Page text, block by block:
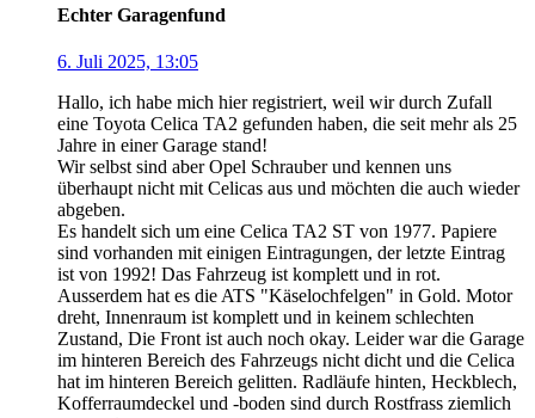
Echter Garagenfund
6. Juli 2025, 13:05
Hallo, ich habe mich hier registriert, weil wir durch Zufall
eine Toyota Celica TA2 gefunden haben, die seit mehr als 25
Jahre in einer Garage stand!
Wir selbst sind aber Opel Schrauber und kennen uns
überhaupt nicht mit Celicas aus und möchten die auch wieder
abgeben.
Es handelt sich um eine Celica TA2 ST von 1977. Papiere
sind vorhanden mit einigen Eintragungen, der letzte Eintrag
ist von 1992! Das Fahrzeug ist komplett und in rot.
Ausserdem hat es die ATS "Käselochfelgen" in Gold. Motor
dreht, Innenraum ist komplett und in keinem schlechten
Zustand, Die Front ist auch noch okay. Leider war die Garage
im hinteren Bereich des Fahrzeugs nicht dicht und die Celica
hat im hinteren Bereich gelitten. Radläufe hinten, Heckblech,
Kofferraumdeckel und -boden sind durch Rostfrass ziemlich